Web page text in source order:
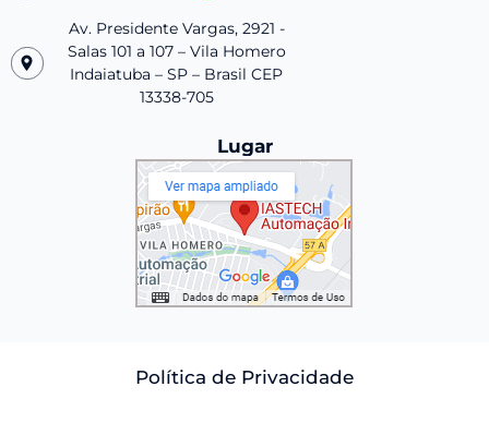
Av. Presidente Vargas, 2921 -
Salas 101 a 107 – Vila Homero
Indaiatuba – SP – Brasil CEP
13338-705
Lugar
Política de Privacidade